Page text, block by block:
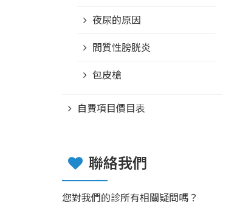
夜尿的原因
間質性膀胱炎
包皮槍
自費項目價目表
聯絡我們
您對我們的診所有相關疑問嗎？